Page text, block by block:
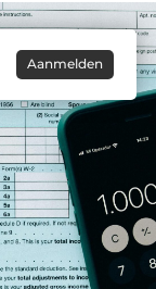
Aanmelden